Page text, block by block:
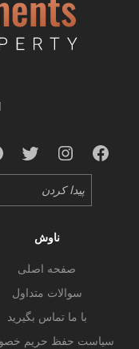
ناوش
صفحه اصلی
سوالات متداول
با ما تماس بگیرید
سیاست حفظ حریم